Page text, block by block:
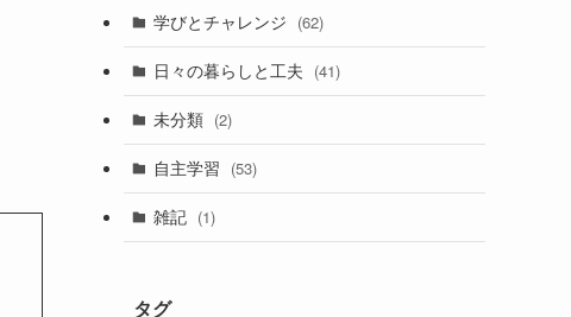
学びとチャレンジ (62)
日々の暮らしと工夫 (41)
未分類 (2)
自主学習 (53)
雑記 (1)
タグ